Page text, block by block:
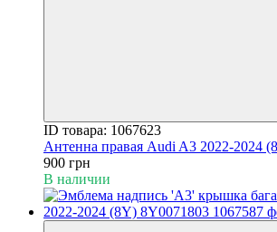
ID товара: 1067623
Антенна правая Audi A3 2022-2024
900 грн
В наличии